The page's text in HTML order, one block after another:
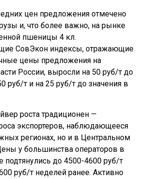
цен предложения отмечено
и, что более важно, на рынке
пшеницы 4 кл.
СовЭкон индексы, отражающие
цены предложения на
России, выросли на 50 руб/т до
руб/т и на 25 руб/т до значения в
роста традиционен —
экспортеров, наблюдающееся
регионах, но и в Центральном
у большинства операторов в
подтянулись до 4500-4600 руб/т
руб/т неделей ранее. Активно